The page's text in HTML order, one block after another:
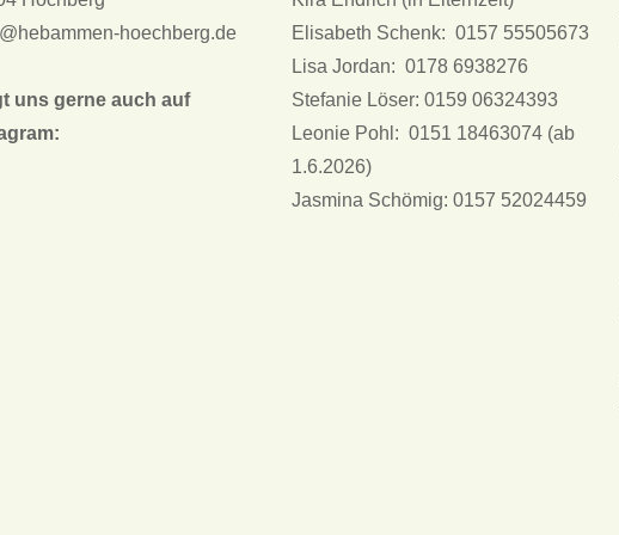
hoechberg.de
uns gerne auch auf
Elisabeth Schenk: 0157 55505673
Lisa Jordan: 0178 6938276
Stefanie Löser: 0159 06324393
Leonie Pohl: 0151 18463074 (ab
1.6.2026)
Jasmina Schömig: 0157 52024459